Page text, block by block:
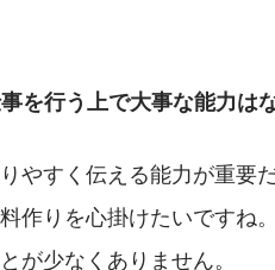
を行う上で大事な能力は
やすく伝える能力が重要
作りを心掛けたいですね
が少なくありません。